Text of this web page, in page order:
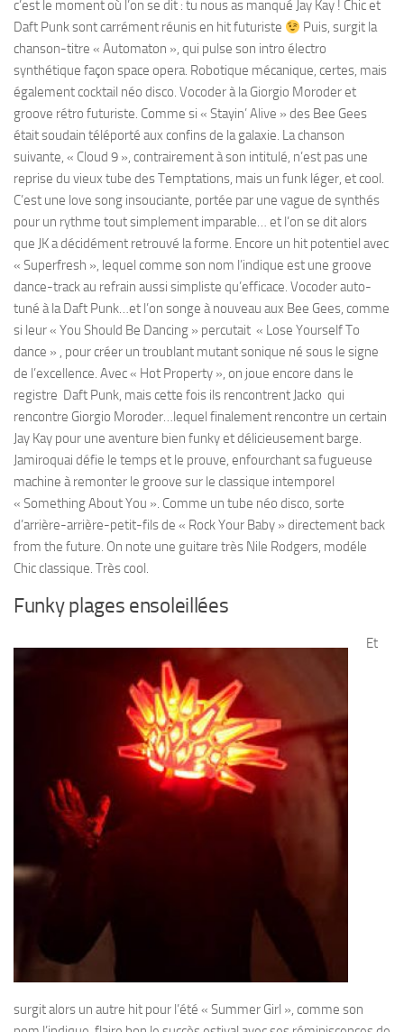
c’est le moment où l’on se dit : tu nous as manqué Jay Kay ! Chic et
Daft Punk sont carrément réunis en hit futuriste
Puis, surgit la
chanson-titre « Automaton », qui pulse son intro électro
synthétique façon space opera. Robotique mécanique, certes, mais
également cocktail néo disco. Vocoder à la Giorgio Moroder et
groove rétro futuriste. Comme si « Stayin’ Alive » des Bee Gees
était soudain téléporté aux confins de la galaxie. La chanson
suivante, « Cloud 9 », contrairement à son intitulé, n’est pas une
reprise du vieux tube des Temptations, mais un funk léger, et cool.
C’est une love song insouciante, portée par une vague de synthés
pour un rythme tout simplement imparable… et l’on se dit alors
que JK a décidément retrouvé la forme. Encore un hit potentiel avec
« Superfresh », lequel comme son nom l’indique est une groove
dance-track au refrain aussi simpliste qu’efficace. Vocoder auto-
tuné à la Daft Punk…et l’on songe à nouveau aux Bee Gees, comme
si leur « You Should Be Dancing » percutait « Lose Yourself To
dance » , pour créer un troublant mutant sonique né sous le signe
de l’excellence. Avec « Hot Property », on joue encore dans le
registre Daft Punk, mais cette fois ils rencontrent Jacko qui
rencontre Giorgio Moroder…lequel finalement rencontre un certain
Jay Kay pour une aventure bien funky et délicieusement barge.
Jamiroquai défie le temps et le prouve, enfourchant sa fugueuse
machine à remonter le groove sur le classique intemporel
« Something About You ». Comme un tube néo disco, sorte
d’arrière-arrière-petit-fils de « Rock Your Baby » directement back
from the future. On note une guitare très Nile Rodgers, modéle
Chic classique. Très cool.
Funky plages ensoleillées
Et
surgit alors un autre hit pour l’été « Summer Girl », comme son